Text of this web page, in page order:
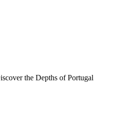
the Depths of Portugal